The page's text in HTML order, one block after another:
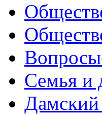
Семья и
Дамский